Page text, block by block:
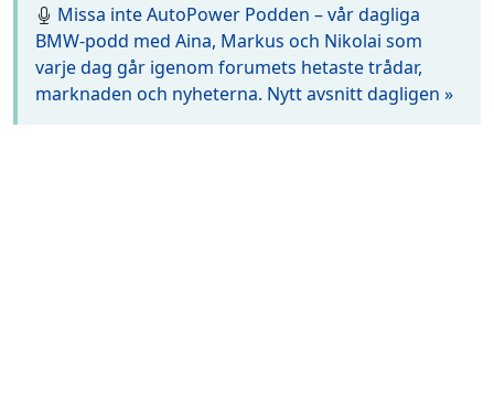
Missa inte AutoPower Podden – vår dagliga
BMW-podd med Aina, Markus och Nikolai som
varje dag går igenom forumets hetaste trådar,
marknaden och nyheterna. Nytt avsnitt dagligen »